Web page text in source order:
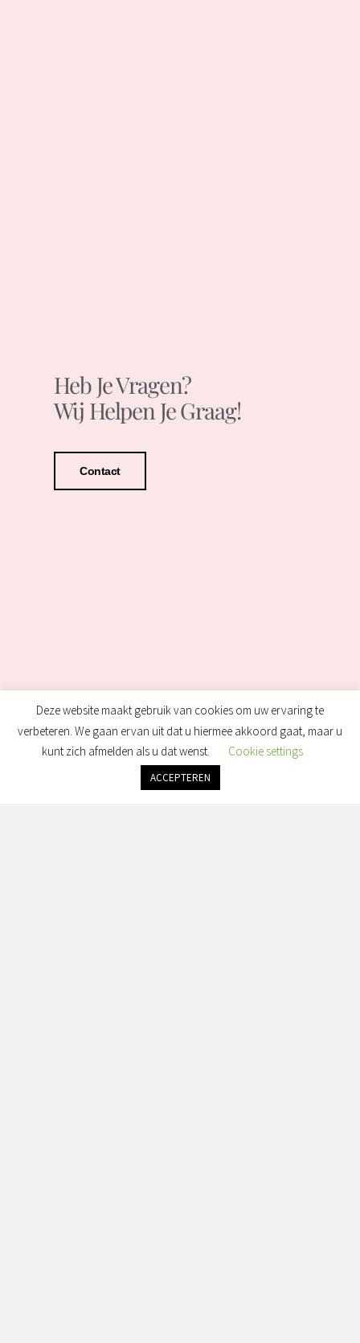
Heb Je Vragen?
Wij Helpen Je Graag!
Contact
Deze website maakt gebruik van cookies om uw ervaring te
verbeteren. We gaan ervan uit dat u hiermee akkoord gaat, maar u
kunt zich afmelden als u dat wenst.
Cookie settings
ACCEPTEREN